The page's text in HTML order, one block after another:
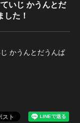
いじ かうんとだ
た！
かうんとだうんぱ